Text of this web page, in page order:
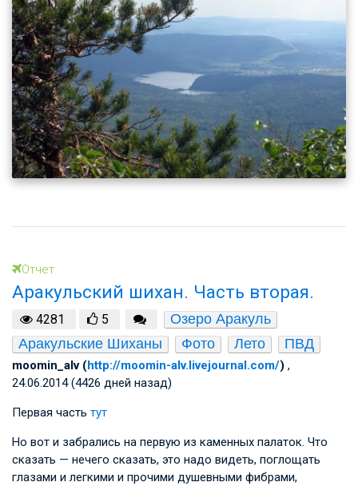
Отчет
Аракульский шихан. Часть вторая.
4281 5
Озеро Аракуль
Аракульские Шиханы
Фото Лето ПВД
moomin_alv (http://moomin-alv.livejournal.com/) ,
24.06.2014 (4426 дней назад)
Первая часть тут
Но вот и забрались на первую из каменных палаток. Что
сказать — нечего сказать, это надо видеть, поглощать
глазами и легкими и прочими душевными фибрами,